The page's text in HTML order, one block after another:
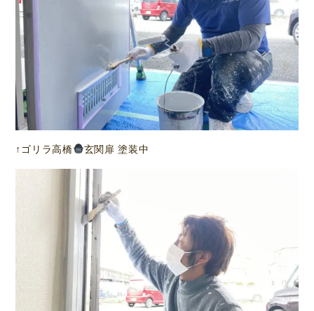
↑ゴリラ高橋 玄関扉 塗装中